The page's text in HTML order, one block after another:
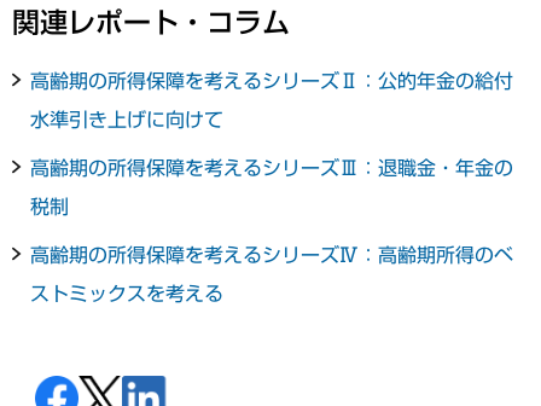
関連レポート・コラム
高齢期の所得保障を考えるシリーズⅡ：公的年金の給付
水準引き上げに向けて
高齢期の所得保障を考えるシリーズⅢ：退職金・年金の
税制
高齢期の所得保障を考えるシリーズⅣ：高齢期所得のベ
ストミックスを考える